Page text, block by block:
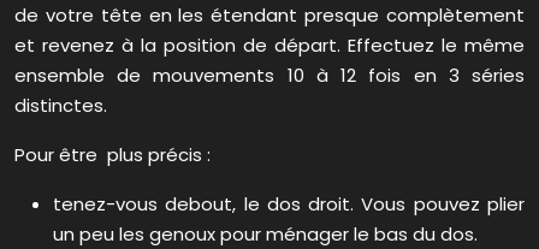
de votre tête en les étendant presque complètement
et revenez à la position de départ. Effectuez le même
ensemble de mouvements 10 à 12 fois en 3 séries
distinctes.
Pour être plus précis :
tenez-vous debout, le dos droit. Vous pouvez plier
un peu les genoux pour ménager le bas du dos.